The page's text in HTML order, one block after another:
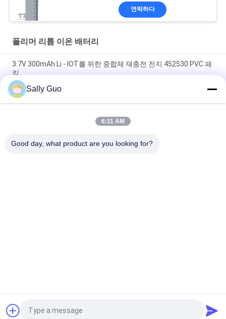
연락하다
폴리머 리튬 이온 배터리
3.7V 300mAh Li - IOT를 위한 중합체 재충전 전지 452530 PVC 패
킹
재충전 가능한 폴리머 리?? 이온 배터리 IOT LP093040 3.7V
1000mAh
폴리머 리?? 이온 배터리 LP602535 3.7V 500mAh 소형 가정용 제
Sally Guo
6:11 AM
Good day, what product are you looking for?